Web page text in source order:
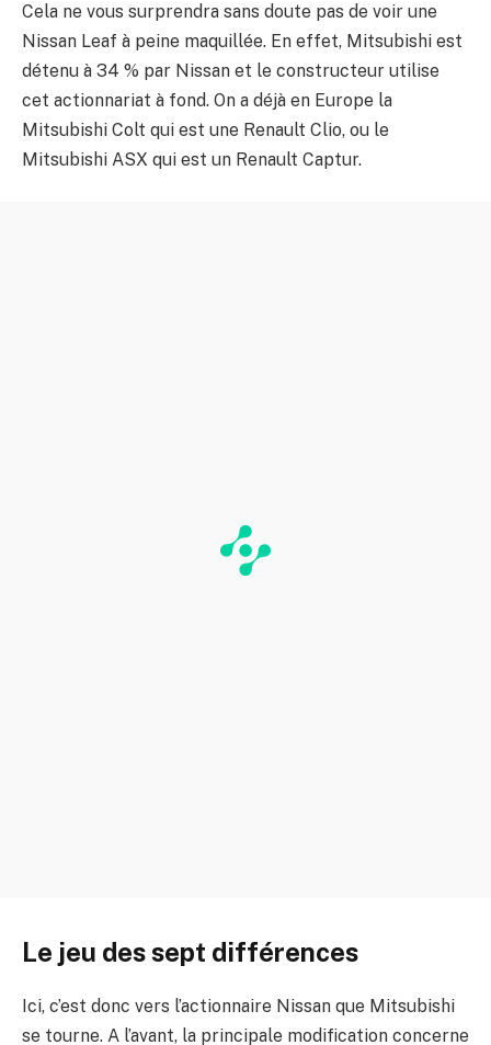
Cela ne vous surprendra sans doute pas de voir une
Nissan Leaf à peine maquillée. En effet, Mitsubishi est
détenu à 34 % par Nissan et le constructeur utilise
cet actionnariat à fond. On a déjà en Europe la
Mitsubishi Colt qui est une Renault Clio, ou le
Mitsubishi ASX qui est un Renault Captur.
Le jeu des sept différences
Ici, c’est donc vers l’actionnaire Nissan que Mitsubishi
se tourne. A l’avant, la principale modification concerne